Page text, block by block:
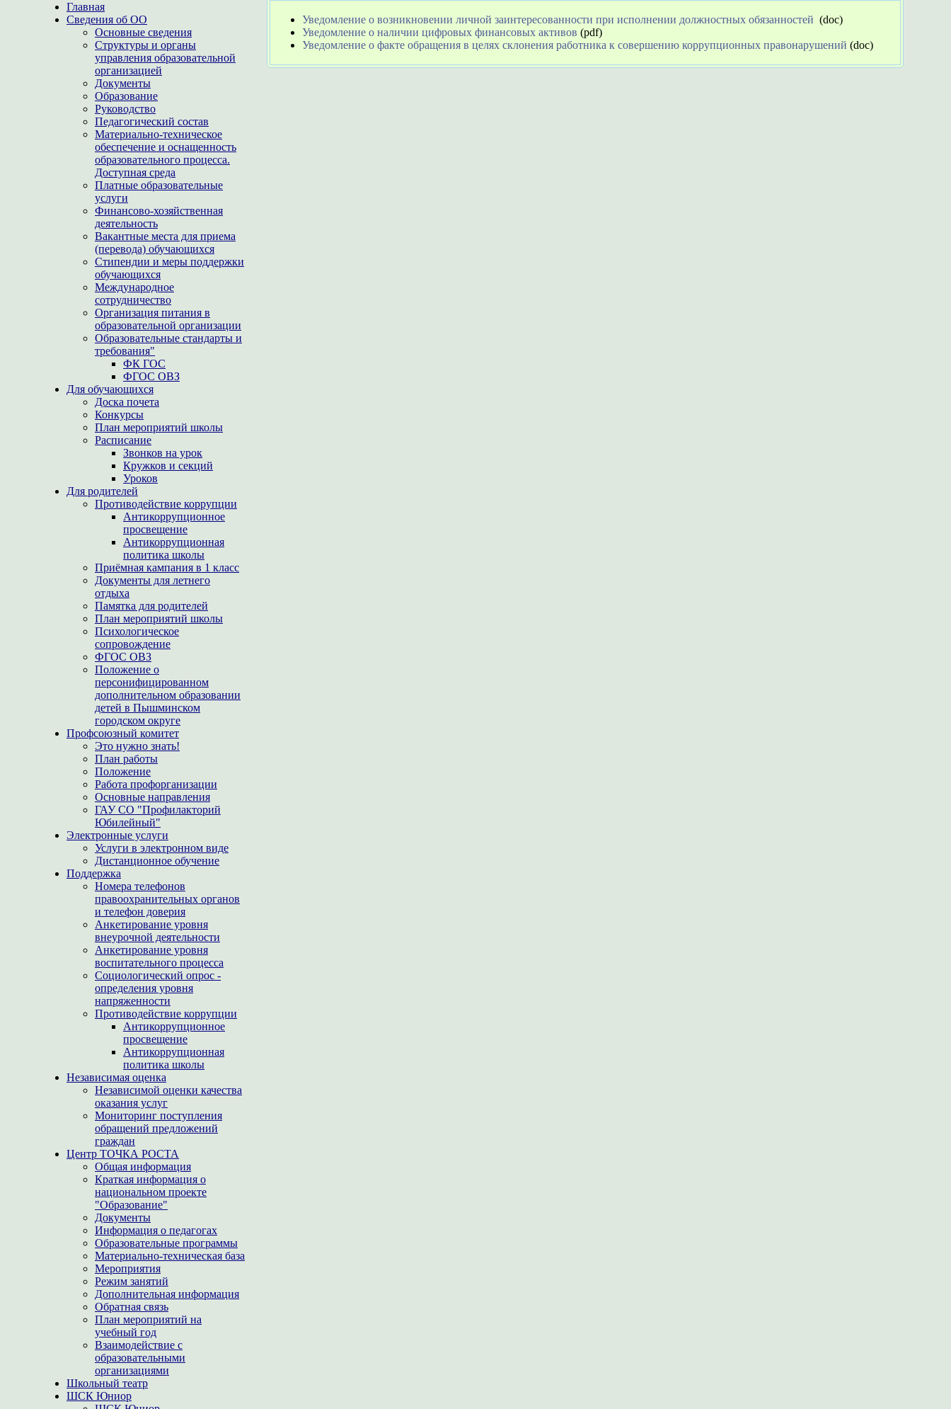
Главная
Сведения об ОО
Основные сведения
Структуры и органы
управления образовательной
организацией
Документы
Образование
Руководство
Педагогический состав
Материально-техническое
обеспечение и оснащенность
образовательного процесса.
Доступная среда
Платные образовательные
услуги
Финансово-хозяйственная
деятельность
Вакантные места для приема
(перевода) обучающихся
Стипендии и меры поддержки
обучающихся
Международное
сотрудничество
Организация питания в
образовательной организации
Образовательные стандарты и
требования"
ФК ГОС
ФГОС ОВЗ
Для обучающихся
Доска почета
Конкурсы
План мероприятий школы
Расписание
Звонков на урок
Кружков и секций
Уроков
Для родителей
Противодействие коррупции
Антикоррупционное
просвещение
Антикоррупционная
политика школы
Приёмная кампания в 1 класс
Документы для летнего
отдыха
Памятка для родителей
План мероприятий школы
Психологическое
сопровождение
ФГОС ОВЗ
Положение о
персонифицированном
дополнительном образовании
детей в Пышминском
городском округе
Профсоюзный комитет
Это нужно знать!
План работы
Положение
Работа профорганизации
Основные направления
ГАУ СО "Профилакторий
Юбилейный"
Электронные услуги
Услуги в электронном виде
Дистанционное обучение
Поддержка
Номера телефонов
правоохранительных органов
и телефон доверия
Анкетирование уровня
внеурочной деятельности
Анкетирование уровня
воспитательного процесса
Социологический опрос -
определения уровня
напряженности
Противодействие коррупции
Антикоррупционное
просвещение
Антикоррупционная
политика школы
Независимая оценка
Независимой оценки качества
оказания услуг
Мониторинг поступления
обращений предложений
граждан
Центр ТОЧКА РОСТА
Общая информация
Краткая информация о
национальном проекте
"Образование"
Документы
Информация о педагогах
Образовательные программы
Материально-техническая база
Мероприятия
Режим занятий
Дополнительная информация
Обратная связь
План мероприятий на
учебный год
Взаимодействие с
образовательными
организациями
Школьный театр
ШСК Юниор
Уведомление о возникновении личной заинтересованности при исполнении должностных обязанностей (doc)
Уведомление о наличии цифровых финансовых активов (pdf)
Уведомление о факте обращения в целях склонения работника к совершению коррупционных правонарушений (doc)